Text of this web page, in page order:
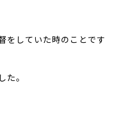
をしていた時のことです
た。